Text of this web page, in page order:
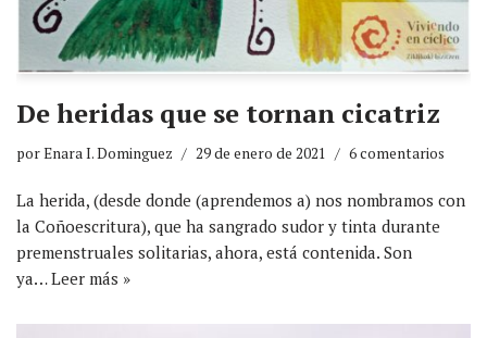
De heridas que se tornan cicatriz
porEnara I. Dominguez 29 de enero de 2021 6 comentarios
La herida, (desde donde (aprendemos a) nos nombramos con
la Coñoescritura), que ha sangrado sudor y tinta durante
premenstruales solitarias, ahora, está contenida. Son
ya…Leer más »